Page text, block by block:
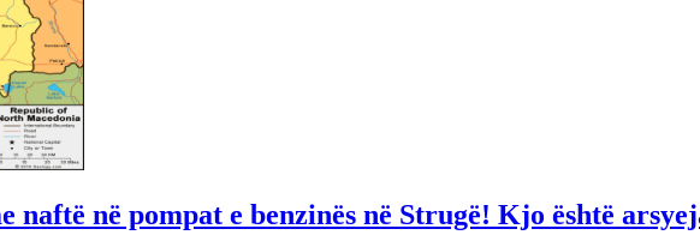
në pompat e benzinës në Strugë! Kjo është